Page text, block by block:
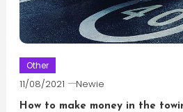
Other
11/08/2021 Newie
How to make money in the